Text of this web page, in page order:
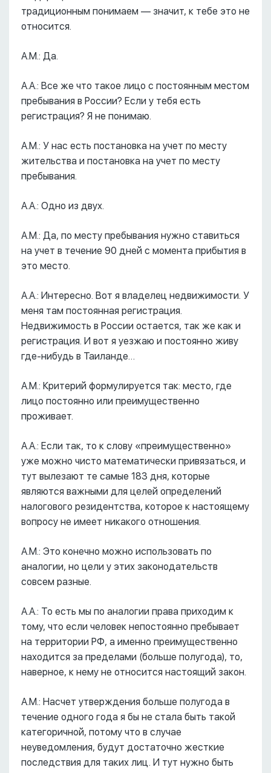
традиционным понимаем –– значит, к тебе это не
относится.
А.М.: Да.
А.А.: Все же что такое лицо с постоянным местом
пребывания в России? Если у тебя есть
регистрация? Я не понимаю.
А.М.: У нас есть постановка на учет по месту
жительства и постановка на учет по месту
пребывания.
А.А.: Одно из двух.
А.М.: Да, по месту пребывания нужно ставиться
на учет в течение 90 дней с момента прибытия в
это место.
А.А.: Интересно. Вот я владелец недвижимости. У
меня там постоянная регистрация.
Недвижимость в России остается, так же как и
регистрация. И вот я уезжаю и постоянно живу
где-нибудь в Таиланде…
А.М.: Критерий формулируется так: место, где
лицо постоянно или преимущественно
проживает.
А.А.: Если так, то к слову «преимущественно»
уже можно чисто математически привязаться, и
тут вылезают те самые 183 дня, которые
являются важными для целей определений
налогового резидентства, которое к настоящему
вопросу не имеет никакого отношения.
А.М.: Это конечно можно использовать по
аналогии, но цели у этих законодательств
совсем разные.
А.А.: То есть мы по аналогии права приходим к
тому, что если человек непостоянно пребывает
на территории РФ, а именно преимущественно
находится за пределами (больше полугода), то,
наверное, к нему не относится настоящий закон.
А.М.: Насчет утверждения больше полугода в
течение одного года я бы не стала быть такой
категоричной, потому что в случае
неуведомления, будут достаточно жесткие
последствия для таких лиц. И тут нужно быть